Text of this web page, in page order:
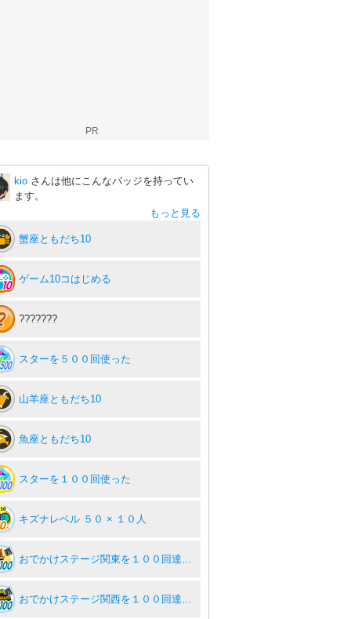
PR
kio さんは他にこんなバッジを持ってい
ます。
もっと見る
蟹座ともだち10
ゲーム10コはじめる
???????
スターを５００回使った
山羊座ともだち10
魚座ともだち10
スターを１００回使った
キズナレベル ５０ × １０人
おでかけステージ関東を１００回達成度１００％
おでかけステージ関西を１００回達成度１００％